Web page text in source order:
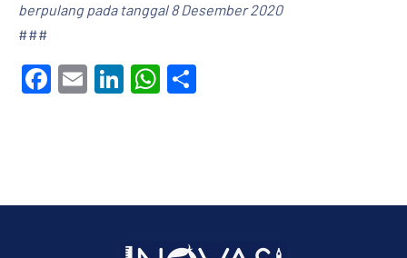
berpulang pada tanggal 8 Desember 2020
###
Facebook
EmailLinkedIn
WhatsApp